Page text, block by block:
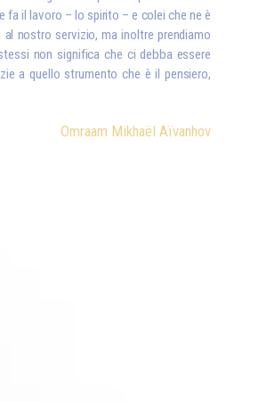
fa il lavoro – lo spirito – e colei che ne è
nostro servizio, ma inoltre prendiamo
non significa che ci debba essere
a quello strumento che è il pensiero,
Omraam Mikhaël Aïvanhov